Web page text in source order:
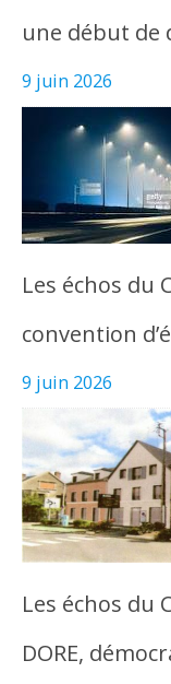
une début de
9 juin 2026
Les échos du
convention
9 juin 2026
Les échos du
DORE,